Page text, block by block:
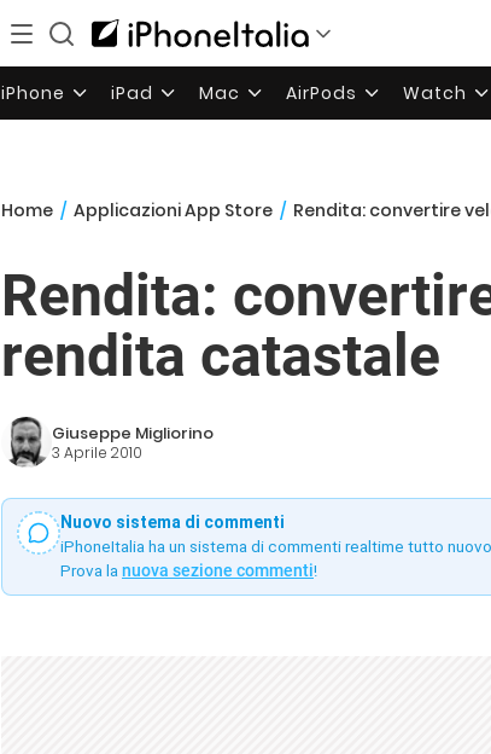
iPhone iPad Mac AirPods Watch
Home / Applicazioni App Store / Rendita: convertire
Rendita:
rendita catastale
Giuseppe Migliorino
3 Aprile 2010
Nuovo sistema di commenti
iPhoneItalia ha un sistema di commenti realtime tutto
Prova la nuova sezione commenti!